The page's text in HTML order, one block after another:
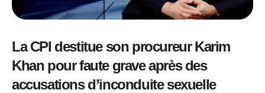
La CPI destitue son procureur Karim
Khan pour faute grave après des
accusations d’inconduite sexuelle